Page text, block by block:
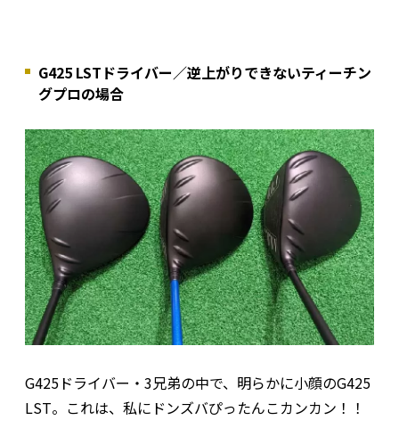
G425 LSTドライバー／逆上がりできないティーチン
グプロの場合
G425ドライバー・3兄弟の中で、明らかに小顔のG425
LST。これは、私にドンズバぴったんこカンカン！！